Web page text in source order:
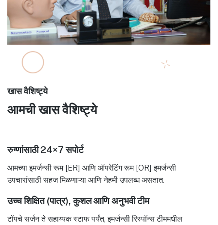
खास वैशिष्ट्ये
आमची खास वैशिष्ट्ये
रुग्णांसाठी 24×7 सपोर्ट
आमच्या इमर्जन्सी रूम [ER] आणि ऑपरेटिंग रूम [OR] इमर्जन्सी
उपचारांसाठी सहज मिळणाऱ्या आणि नेहमी उपलब्ध असतात.
उच्च शिक्षित (पात्र), कुशल आणि अनुभवी टीम
टॉपचे सर्जन ते सहाय्यक स्टाफ पर्यंत, इमर्जन्सी रिस्पॉन्स टीममधील